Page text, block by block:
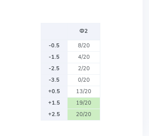
Ф2
-0.5
8/20
-1.5
4/20
-2.5
2/20
-3.5
0/20
+0.5
13/20
+1.5
19/20
+2.5
20/20